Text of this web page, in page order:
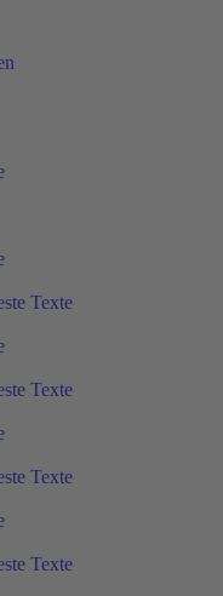
Texte
Texte
Texte
Texte